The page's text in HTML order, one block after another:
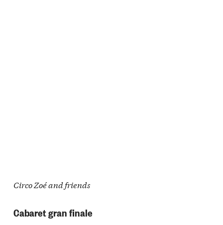
Circo Zoé and friends
Cabaret gran finale